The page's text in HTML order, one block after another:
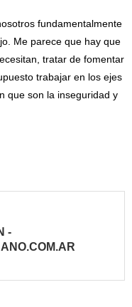
fundamentalmente
Me parece que hay que
tratar de fomentar
trabajar en los ejes
que son la inseguridad y
-